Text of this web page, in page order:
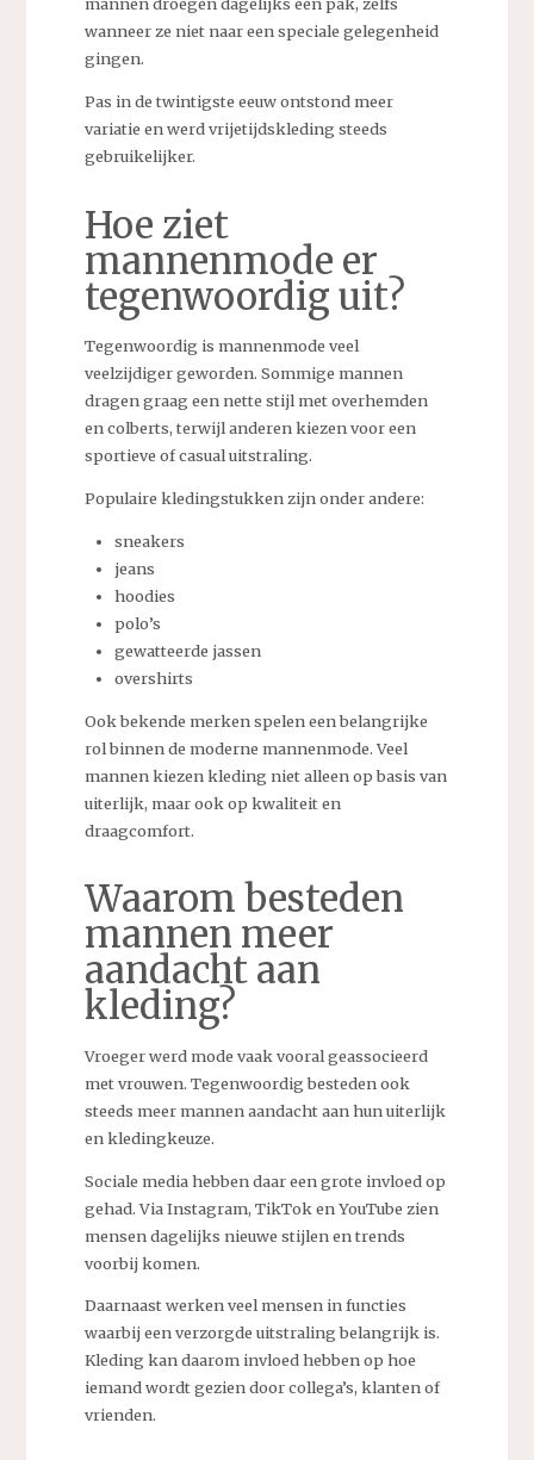
mannen droegen dagelijks een pak, zelfs
wanneer ze niet naar een speciale gelegenheid
gingen.
Pas in de twintigste eeuw ontstond meer
variatie en werd vrijetijdskleding steeds
gebruikelijker.
Hoe ziet
mannenmode er
tegenwoordig uit?
Tegenwoordig is mannenmode veel
veelzijdiger geworden. Sommige mannen
dragen graag een nette stijl met overhemden
en colberts, terwijl anderen kiezen voor een
sportieve of casual uitstraling.
Populaire kledingstukken zijn onder andere:
sneakers
jeans
hoodies
polo’s
gewatteerde jassen
overshirts
Ook bekende merken spelen een belangrijke
rol binnen de moderne mannenmode. Veel
mannen kiezen kleding niet alleen op basis van
uiterlijk, maar ook op kwaliteit en
draagcomfort.
Waarom besteden
mannen meer
aandacht aan
kleding?
Vroeger werd mode vaak vooral geassocieerd
met vrouwen. Tegenwoordig besteden ook
steeds meer mannen aandacht aan hun uiterlijk
en kledingkeuze.
Sociale media hebben daar een grote invloed op
gehad. Via Instagram, TikTok en YouTube zien
mensen dagelijks nieuwe stijlen en trends
voorbij komen.
Daarnaast werken veel mensen in functies
waarbij een verzorgde uitstraling belangrijk is.
Kleding kan daarom invloed hebben op hoe
iemand wordt gezien door collega’s, klanten of
vrienden.